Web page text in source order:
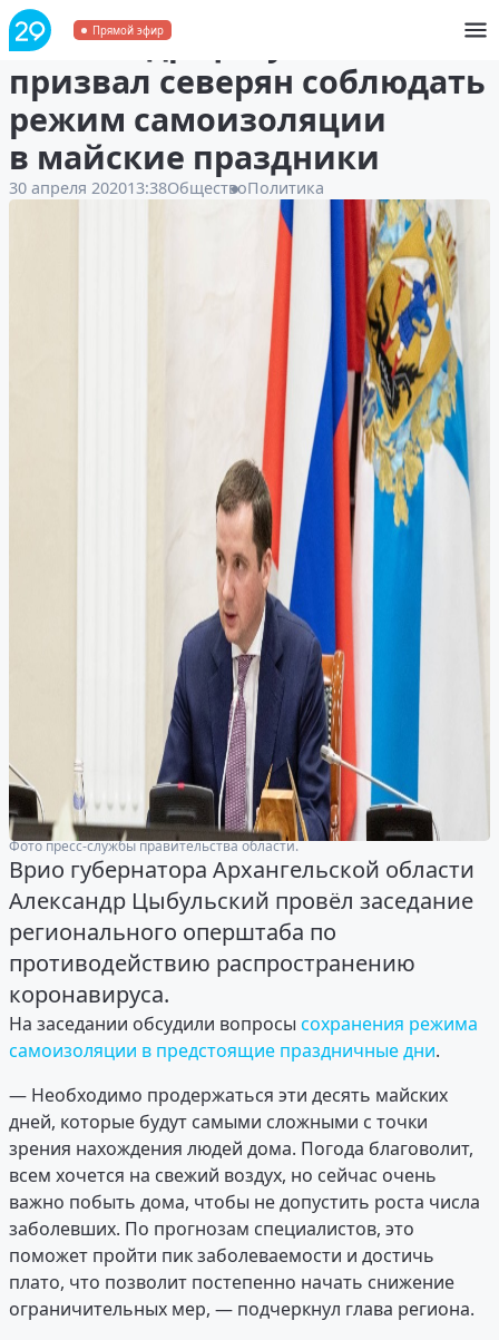
Прямой эфир
Александр Цыбульский
призвал северян соблюдать
режим самоизоляции
в майские праздники
30 апреля 202013:38ОбществоПолитика
Фото пресс-службы правительства области.
Врио губернатора Архангельской области
Александр Цыбульский провёл заседание
регионального оперштаба по
противодействию распространению
коронавируса.
На заседании обсудили вопросы сохранения режима
самоизоляции в предстоящие праздничные дни.
— Необходимо продержаться эти десять майских
дней, которые будут самыми сложными с точки
зрения нахождения людей дома. Погода благоволит,
всем хочется на свежий воздух, но сейчас очень
важно побыть дома, чтобы не допустить роста числа
заболевших. По прогнозам специалистов, это
поможет пройти пик заболеваемости и достичь
плато, что позволит постепенно начать снижение
ограничительных мер, — подчеркнул глава региона.